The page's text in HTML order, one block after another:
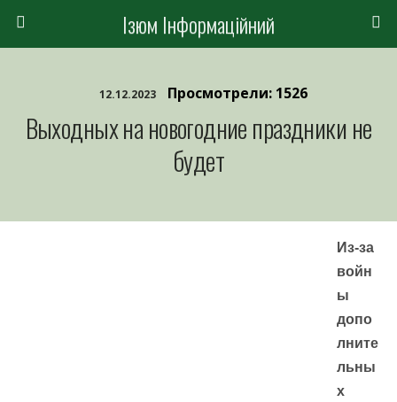
Ізюм Інформаційний
12.12.2023 Просмотрели: 1526
Выходных на новогодние праздники не
будет
Из-за
войн
ы
допо
лните
льны
х